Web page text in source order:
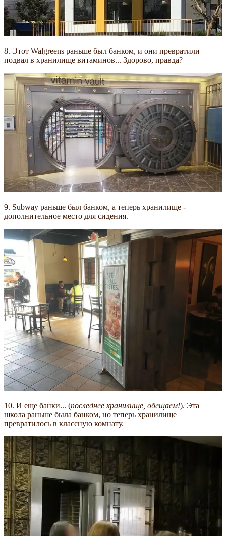
8. Этот Walgreens раньше был банком, и они превратили
подвал в хранилище витаминов... Здорово, правда?
9. Subway раньше был банком, а теперь хранилище -
дополнительное место для сидения.
10. И еще банки... (последнее хранилище, обещаем!). Эта
школа раньше была банком, но теперь хранилище
превратилось в классную комнату.